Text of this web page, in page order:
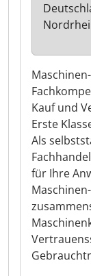
Kauf und
Erste
Als
für Ihre